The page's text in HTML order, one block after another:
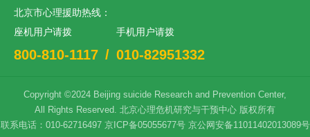
北京市心理援助热线：
座机用户请拨
800-810-1117 /
手机用户请拨
010-82951332
Copyright ©2024 Beijing suicide Research and Prevention Center,
All Rights Reserved. 北京心理危机研究与干预中心 版权所有
联系电话：010-62716497 京ICP备05055677号 京公网安备11011402013089号